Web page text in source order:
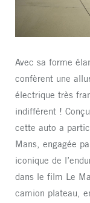
Avec sa forme
confèrent une
électrique très
indifférent !
cette auto a
Mans, engagée
iconique de
dans le film Le
camion plateau,